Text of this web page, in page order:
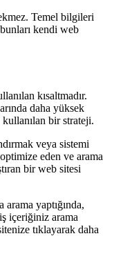
Temel bilgileri
kendi web
kısaltmadır.
daha yüksek
bir strateji.
veya sistemi
eden ve arama
bir web sitesi
arama yaptığında,
içeriğiniz arama
tıklayarak daha